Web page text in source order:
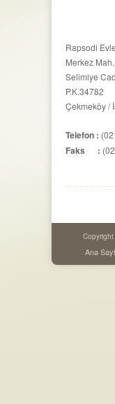
Rapsodi
Merkez Mah.
Selimiye
P.K.34782
Çekmeköy /
Telefon :
Faks :
Ana